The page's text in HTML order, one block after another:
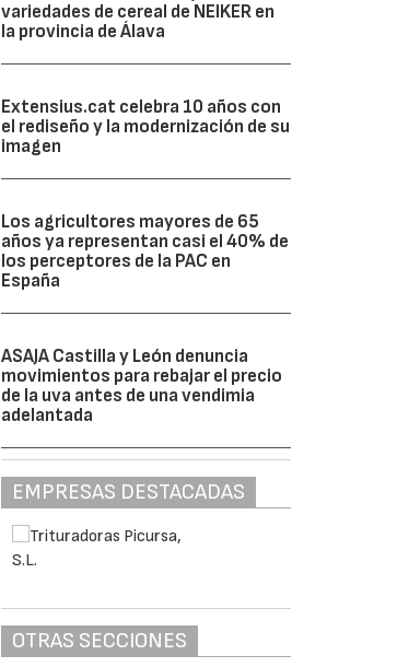
variedades de cereal de NEIKER en
la provincia de Álava
Extensius.cat celebra 10 años con
el rediseño y la modernización de su
imagen
Los agricultores mayores de 65
años ya representan casi el 40% de
los perceptores de la PAC en
España
ASAJA Castilla y León denuncia
movimientos para rebajar el precio
de la uva antes de una vendimia
adelantada
EMPRESAS DESTACADAS
OTRAS SECCIONES